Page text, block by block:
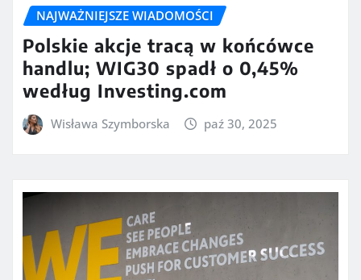
NAJWAŻNIEJSZE WIADOMOŚCI
Polskie akcje tracą w końcówce
handlu; WIG30 spadł o 0,45%
według Investing.com
Wisława Szymborska paź 30, 2025